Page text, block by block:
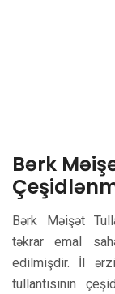
Bərk
Bərk Məişət
təkrar emal
edilmişdir. İl
tullantısının